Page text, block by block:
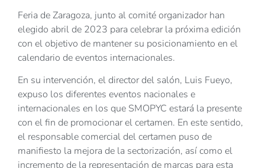
Feria de Zaragoza, junto al comité organizador han
elegido abril de 2023 para celebrar la próxima edición
con el objetivo de mantener su posicionamiento en el
calendario de eventos internacionales.
En su intervención, el director del salón, Luis Fueyo,
expuso los diferentes eventos nacionales e
internacionales en los que SMOPYC estará la presente
con el fin de promocionar el certamen. En este sentido,
el responsable comercial del certamen puso de
manifiesto la mejora de la sectorización, así como el
incremento de la representación de marcas para esta